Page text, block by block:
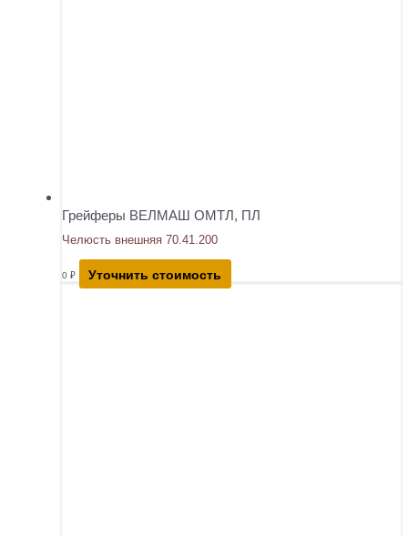
Грейферы ВЕЛМАШ ОМТЛ, ПЛ
Челюсть внешняя 70.41.200
0 ₽ Уточнить стоимость